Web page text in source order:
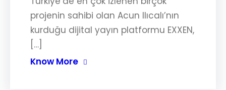
projenin sahibi olan Acun Ilıcalı’nın
kurduğu dijital yayın platformu EXXEN,
[…]
Know More